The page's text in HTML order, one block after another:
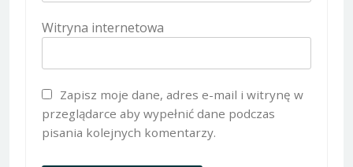
Witryna internetowa
Zapisz moje dane, adres e-mail i witrynę w
przeglądarce aby wypełnić dane podczas
pisania kolejnych komentarzy.